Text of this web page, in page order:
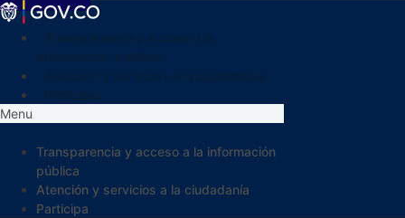
Menu
Transparencia y acceso a la información
pública
Atención y servicios a la ciudadanía
Participa